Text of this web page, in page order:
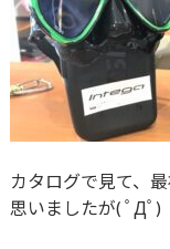
カタログで見て、
思いましたが( ﾟДﾟ)